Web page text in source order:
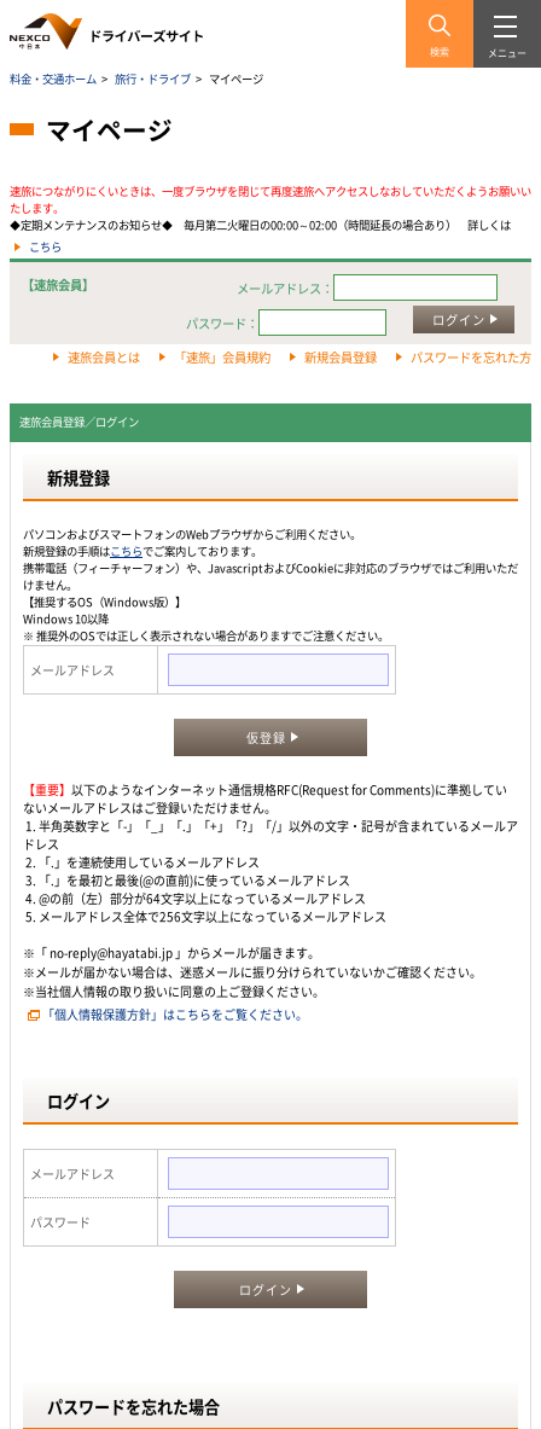
検索 メニュー
料金・交通ホーム > 旅行・ドライブ > マイページ
マイページ
速旅につながりにくいときは、一度ブラウザを閉じて再度速旅へアクセスしなおしていただくようお願いい
たします。
◆定期メンテナンスのお知らせ◆ 毎月第二火曜日の00:00～02:00（時間延長の場合あり） 詳しくは
こちら
【速旅会員】
メールアドレス：
パスワード：
ログイン
速旅会員とは 「速旅」会員規約 新規会員登録 パスワードを忘れた方
速旅会員登録／ログイン
新規登録
パソコンおよびスマートフォンのWebプラウザからご利用ください。
新規登録の手順はこちらでご案内しております。
携帯電話（フィーチャーフォン）や、JavascriptおよびCookieに非対応のブラウザではご利用いただ
けません。
【推奨するOS（Windows版）】
Windows 10以降
※ 推奨外のOSでは正しく表示されない場合がありますでご注意ください。
メールアドレス
仮登録
【重要】 以下のようなインターネット通信規格RFC(Request for Comments)に準拠してい
ないメールアドレスはご登録いただけません。
1. 半角英数字と「-」「_」「.」「+」「?」「/」以外の文字・記号が含まれているメールア
ドレス
2. 「.」を連続使用しているメールアドレス
3. 「.」を最初と最後(@の直前)に使っているメールアドレス
4. @の前（左）部分が64文字以上になっているメールアドレス
5. メールアドレス全体で256文字以上になっているメールアドレス
※「 no-reply@hayatabi.jp 」からメールが届きます。
※メールが届かない場合は、迷惑メールに振り分けられていないかご確認ください。
※当社個人情報の取り扱いに同意の上ご登録ください。
「個人情報保護方針」はこちらをご覧ください。
ログイン
メールアドレス
パスワード
ログイン
パスワードを忘れた場合